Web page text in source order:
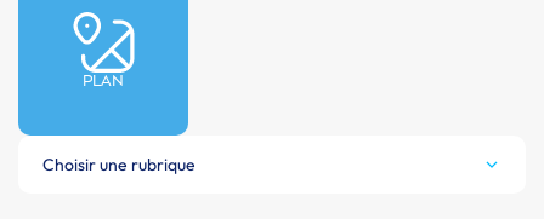
PLAN
Choisir une rubrique